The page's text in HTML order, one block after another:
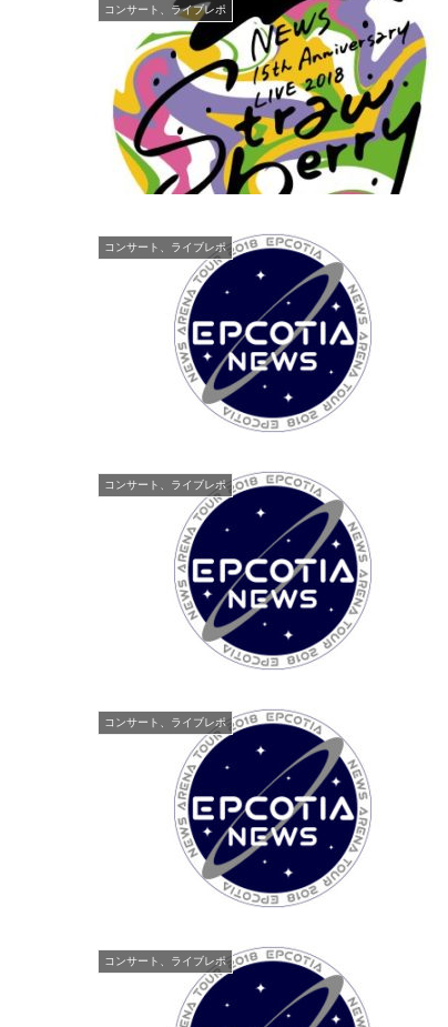
コンサート、ライブレポ
コンサート、ライブレポ
コンサート、ライブレポ
コンサート、ライブレポ
コンサート、ライブレポ